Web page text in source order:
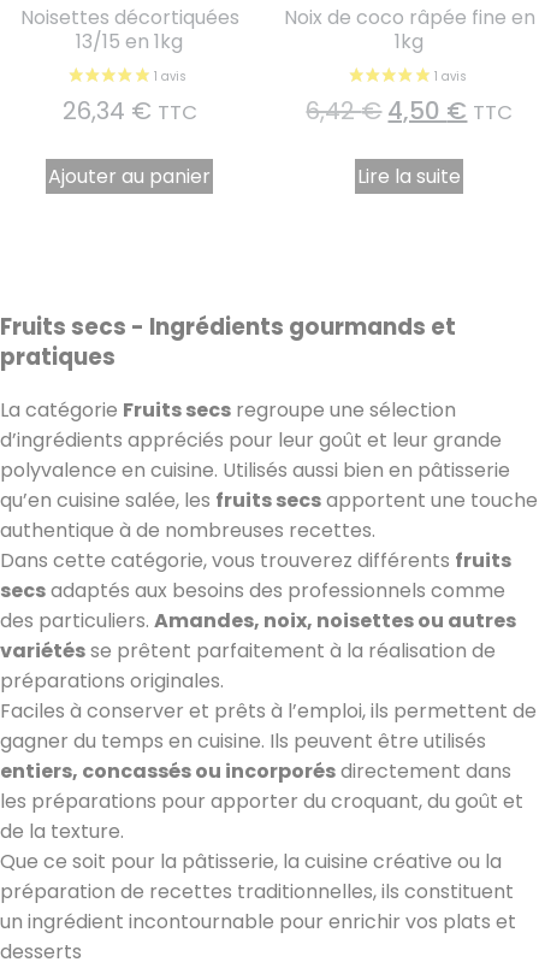
2 avis
Noisettes décortiquées
13/15 en 1kg
26,34 € TTC
Ajouter au panier
Noix de coco râpée fine en
1kg
6,42€4,50 € TTC
Lire la suite
Fruits secs - Ingrédients gourmands et
pratiques
La catégorie Fruits secs regroupe une sélection
d’ingrédients appréciés pour leur goût et leur grande
polyvalence en cuisine. Utilisés aussi bien en pâtisserie
qu’en cuisine salée, les fruits secsapportent une touche
authentique à de nombreuses recettes.
Dans cette catégorie, vous trouverez différents fruits
secsadaptés aux besoins des professionnels comme
des particuliers. Amandes, noix, noisettes ou autres
variétésse prêtent parfaitement à la réalisation de
préparations originales.
Faciles à conserver et prêts à l’emploi, ils permettent de
gagner du temps en cuisine. Ils peuvent être utilisés
entiers, concassés ou incorporésdirectement dans
les préparations pour apporter du croquant, du goût et
de la texture.
Que ce soit pour la pâtisserie, la cuisine créative ou la
préparation de recettes traditionnelles, ils constituent
un ingrédient incontournable pour enrichir vos plats et
desserts